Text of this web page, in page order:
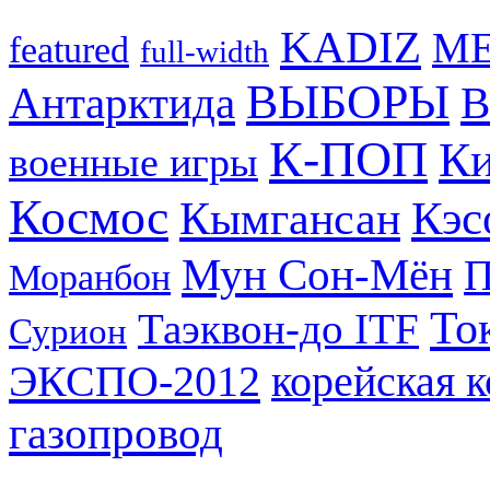
featured full-width KADIZ
Антарктида ВЫБОРЫ
военные игры К-ПОП
Космос Кымгансан
Моранбон Мун Сон-Мён
Сурион Таэквон-до ITF
ЭКСПО-2012 корейская
газопровод